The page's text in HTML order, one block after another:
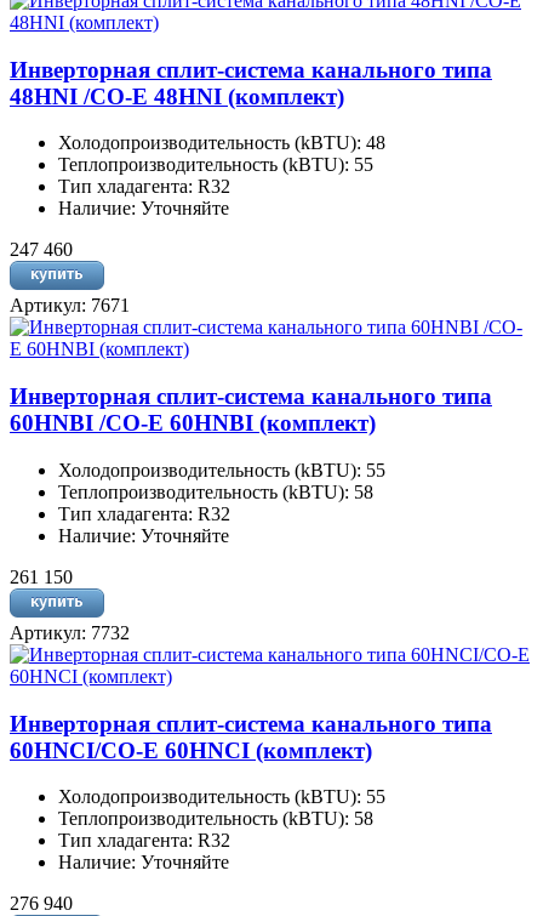
Инверторная сплит-система канального типа
48HNI /CO-E 48HNI (комплект)
Холодопроизводительность (kBTU): 48
Теплопроизводительность (kBTU): 55
Тип хладагента: R32
Наличие: Уточняйте
247 460
Артикул: 7671
Инверторная сплит-система канального типа
60HNBI /CO-E 60HNBI (комплект)
Холодопроизводительность (kBTU): 55
Теплопроизводительность (kBTU): 58
Тип хладагента: R32
Наличие: Уточняйте
261 150
Артикул: 7732
Инверторная сплит-система канального типа
60HNCI/CO-E 60HNCI (комплект)
Холодопроизводительность (kBTU): 55
Теплопроизводительность (kBTU): 58
Тип хладагента: R32
Наличие: Уточняйте
276 940